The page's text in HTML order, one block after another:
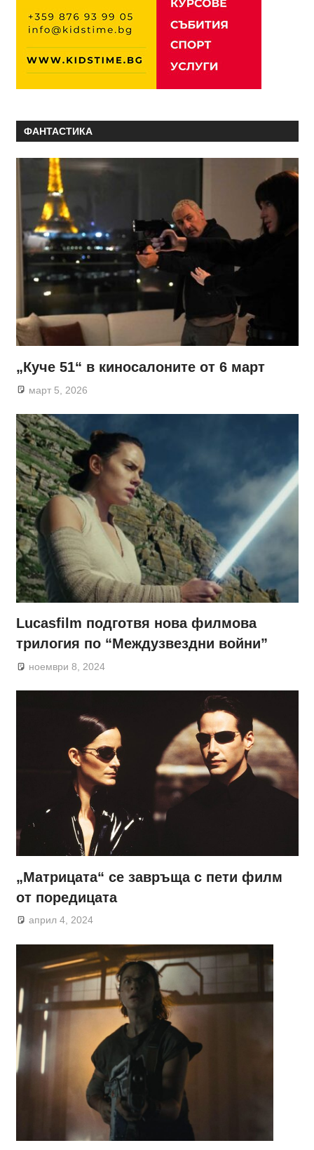
ФАНТАСТИКА
„Куче 51“ в киносалоните от 6 март
март 5, 2026
Lucasfilm подготвя нова филмова
трилогия по “Междузвездни войни”
ноември 8, 2024
„Матрицата“ се завръща с пети филм
от поредицата
април 4, 2024